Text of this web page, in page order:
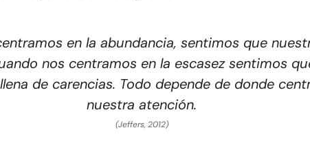
en la abundancia, sentimos que
nos centramos en la escasez sentimos
de carencias. Todo depende de donde
nuestra atención.
(Jeffers, 2012)